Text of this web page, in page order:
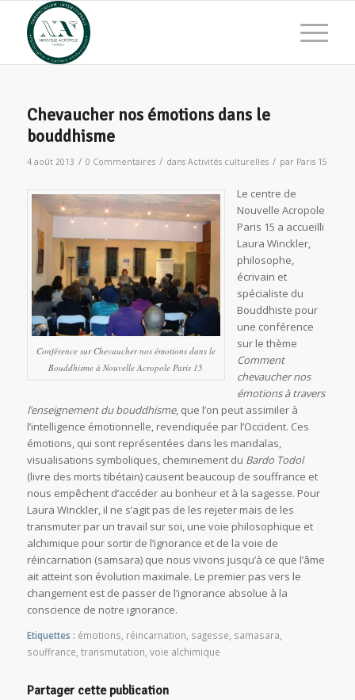
Chevaucher nos émotions dans le
bouddhisme
4 août 2013 / 0 Commentaires / dans Activités culturelles / par Paris 15
Conférence sur Chevaucher nos émotions dans le
Bouddhisme à Nouvelle Acropole Paris 15
Le centre de
Nouvelle Acropole
Paris 15 a accueilli
Laura Winckler,
philosophe,
écrivain et
spécialiste du
Bouddhiste pour
une conférence
sur le thème
Comment
chevaucher nos
émotions à travers
l’enseignement du bouddhisme, que l’on peut assimiler à
l’intelligence émotionnelle, revendiquée par l’Occident. Ces
émotions, qui sont représentées dans les mandalas,
visualisations symboliques, cheminement du Bardo Todol
(livre des morts tibétain) causent beaucoup de souffrance et
nous empêchent d’accéder au bonheur et à la sagesse. Pour
Laura Winckler, il ne s’agit pas de les rejeter mais de les
transmuter par un travail sur soi, une voie philosophique et
alchimique pour sortir de l’ignorance et de la voie de
réincarnation (samsara) que nous vivons jusqu’à ce que l’âme
ait atteint son évolution maximale. Le premier pas vers le
changement est de passer de l’ignorance absolue à la
conscience de notre ignorance.
Etiquettes : émotions réincarnation sagesse samasara
souffrance transmutation voie alchimique
Partager cette publication